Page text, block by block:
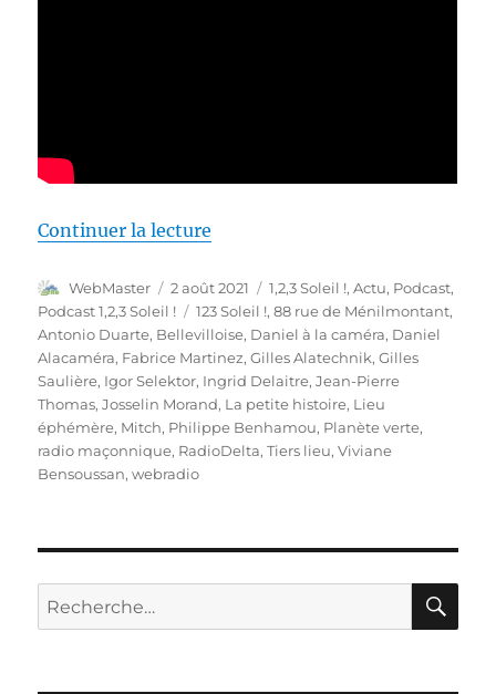
Continuer la lecture
Auteur
WebMaster
Publié
le
2 août 2021 Catégories
1,2,3 Soleil !,Actu, Podcast,
Podcast 1,2,3 Soleil !
Étiquettes
123 Soleil !,88 rue de Ménilmontant,
Antonio Duarte, Bellevilloise, Daniel à la caméra, Daniel
Alacaméra, Fabrice Martinez,Gilles Alatechnik,Gilles
Saulière, Igor Selektor, Ingrid Delaitre,Jean-Pierre
Thomas,Josselin Morand, La petite histoire, Lieu
éphémère, Mitch, Philippe Benhamou, Planète verte,
radio maçonnique, RadioDelta,Tiers lieu,Viviane
Bensoussan,webradio
Recherche
pour :